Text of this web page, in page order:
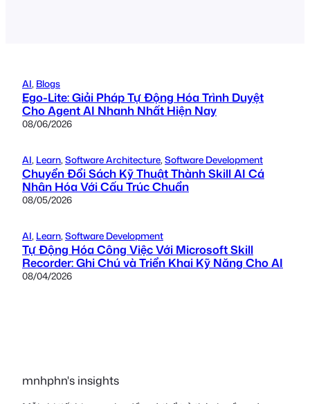
AI, Blogs
Ego-Lite: Giải Pháp Tự Động Hóa Trình Duyệt
Cho Agent AI Nhanh Nhất Hiện Nay
08/06/2026
AI, Learn, Software Architecture, Software Development
Chuyển Đổi Sách Kỹ Thuật Thành Skill AI Cá
Nhân Hóa Với Cấu Trúc Chuẩn
08/05/2026
AI, Learn, Software Development
Tự Động Hóa Công Việc Với Microsoft Skill
Recorder: Ghi Chú và Triển Khai Kỹ Năng Cho AI
08/04/2026
mnhphn's insights